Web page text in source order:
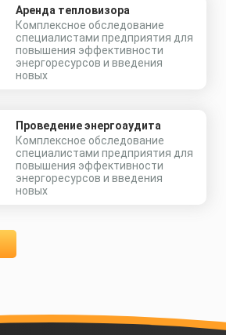
Аренда тепловизора
Комплексное обследование
специалистами предприятия для
повышения эффективности
энергоресурсов и введения
новых
Проведение энергоаудита
Комплексное обследование
специалистами предприятия для
повышения эффективности
энергоресурсов и введения
новых